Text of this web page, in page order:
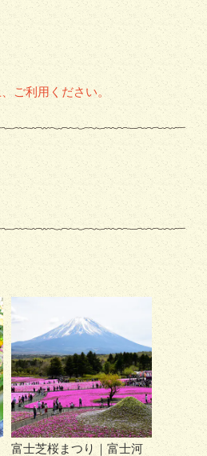
ご利用ください。
富士芝桜まつり｜富士河